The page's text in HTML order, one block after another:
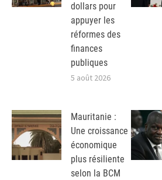
dollars pour
appuyer les
réformes des
finances
publiques
5 août 2026
Mauritanie :
Une croissance
économique
plus résiliente
selon la BCM